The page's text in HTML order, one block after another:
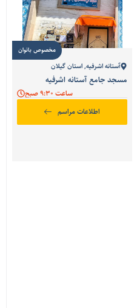
آستانه اشرفیه,استان گیلان
مسجد جامع آستانه اشرفیه
ساعت 9:30 صبح
اطلاعات مراسم
مخصوص بانوان